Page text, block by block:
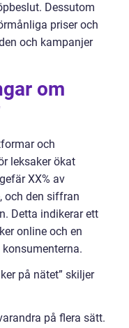
Dessutom
priser och
och kampanjer
om
och
leksaker ökat
XX% av
och den siffran
Detta indikerar ett
online och en
på nätet” skiljer
på flera sätt.